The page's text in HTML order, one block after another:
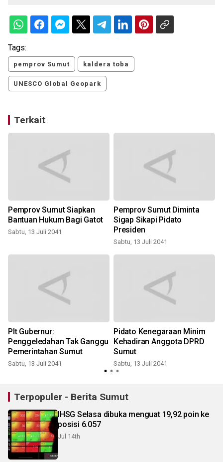
Tags:
pemprov Sumut kaldera toba
UNESCO Global Geopark
Terkait
Pemprov Sumut Siapkan
Bantuan Hukum Bagi Gatot
Sabtu, 13 Juli 2041
Pemprov Sumut Diminta
Sigap Sikapi Pidato
Presiden
Sabtu, 13 Juli 2041
Plt Gubernur:
Penggeledahan Tak Ganggu
Pemerintahan Sumut
Sabtu, 13 Juli 2041
Pidato Kenegaraan Minim
Kehadiran Anggota DPRD
Sumut
Sabtu, 13 Juli 2041
Terpopuler - Berita Sumut
IHSG Selasa dibuka menguat 19,92 poin ke
posisi 6.057
Jul 14th